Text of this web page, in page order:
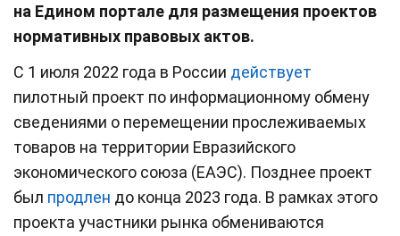
на Едином портале для размещения проектов
нормативных правовых актов.
С 1 июля 2022 года в России действует
пилотный проект по информационному обмену
сведениями о перемещении прослеживаемых
товаров на территории Евразийского
экономического союза (ЕАЭС). Позднее проект
был продлен до конца 2023 года. В рамках этого
проекта участники рынка обмениваются